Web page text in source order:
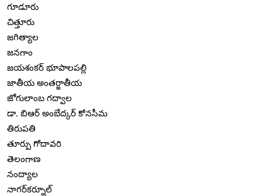
గూడూరు
చిత్తూరు
జగిత్యాల
జనగాం
జయశంకర్ భూపాలపల్లి
జాతీయ అంతర్జాతీయ
జోగులాంబ గద్వాల
డా. బిఆర్ అంబేద్కర్ కోనసీమ
తిరుపతి
తూర్పు గోదావరి
తెలంగాణ
నంద్యాల
నాగర్‌కర్నూల్